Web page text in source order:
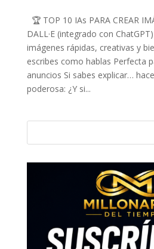
🏆 TOP 10 IAs PARA CREAR
DALL·E (integrado con
imágenes rápidas, creativas y
escribes como hablas Perfecta
anuncios Si sabes explicar…
poderosa: ¿Y si...